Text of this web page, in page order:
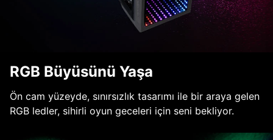
RGB Büyüsünü Yaşa
Ön cam yüzeyde, sınırsızlık tasarımı ile bir araya gelen
RGB ledler, sihirli oyun geceleri için seni bekliyor.